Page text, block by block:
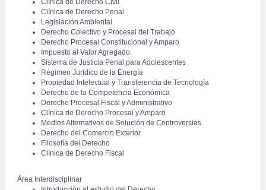
Clínica de Derecho Civil
Clínica de Derecho Penal
Legislación Ambiental
Derecho Colectivo y Procesal del Trabajo
Derecho Procesal Constitucional y Amparo
Impuesto al Valor Agregado
Sistema de Justicia Penal para Adolescentes
Régimen Jurídico de la Energía
Propiedad Intelectual y Transferencia de Tecnología
Derecho de la Competencia Económica
Derecho Procesal Fiscal y Administrativo
Clínica de Derecho Procesal y Amparo
Medios Alternativos de Solución de Controversias
Derecho del Comercio Exterior
Filosofía del Derecho
Clínica de Derecho Fiscal
Área Interdisciplinar